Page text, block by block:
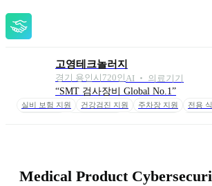
고영테크놀러지
경기 용인시 720인AI ‧ 의료기기
“SMT 검사장비 Global No.1”
실비 보험 지원 건강검진 지원 주차장 지원
전용
Medical Product